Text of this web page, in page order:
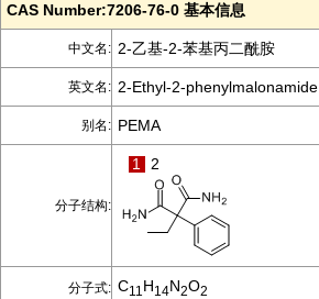
CAS Number:7206-76-0 基本信息
中文名: 2-乙基-2-苯基丙二酰胺
英文名: 2-Ethyl-2-phenylmalonamide
别名: PEMA
分子结构:
1 2
分子式: C11 H14N2O2